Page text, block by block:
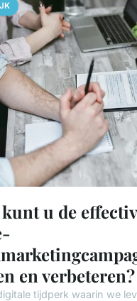
u de
en verbeteren?
tijdperk waarin we